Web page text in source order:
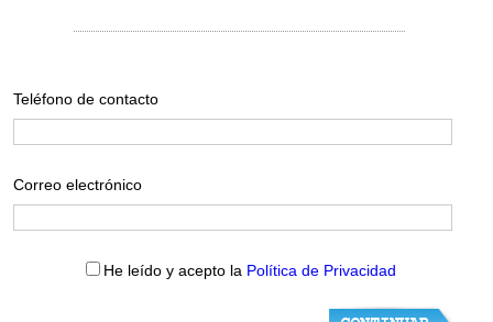
Teléfono de contacto
Correo electrónico
He leído y acepto la Política de Privacidad